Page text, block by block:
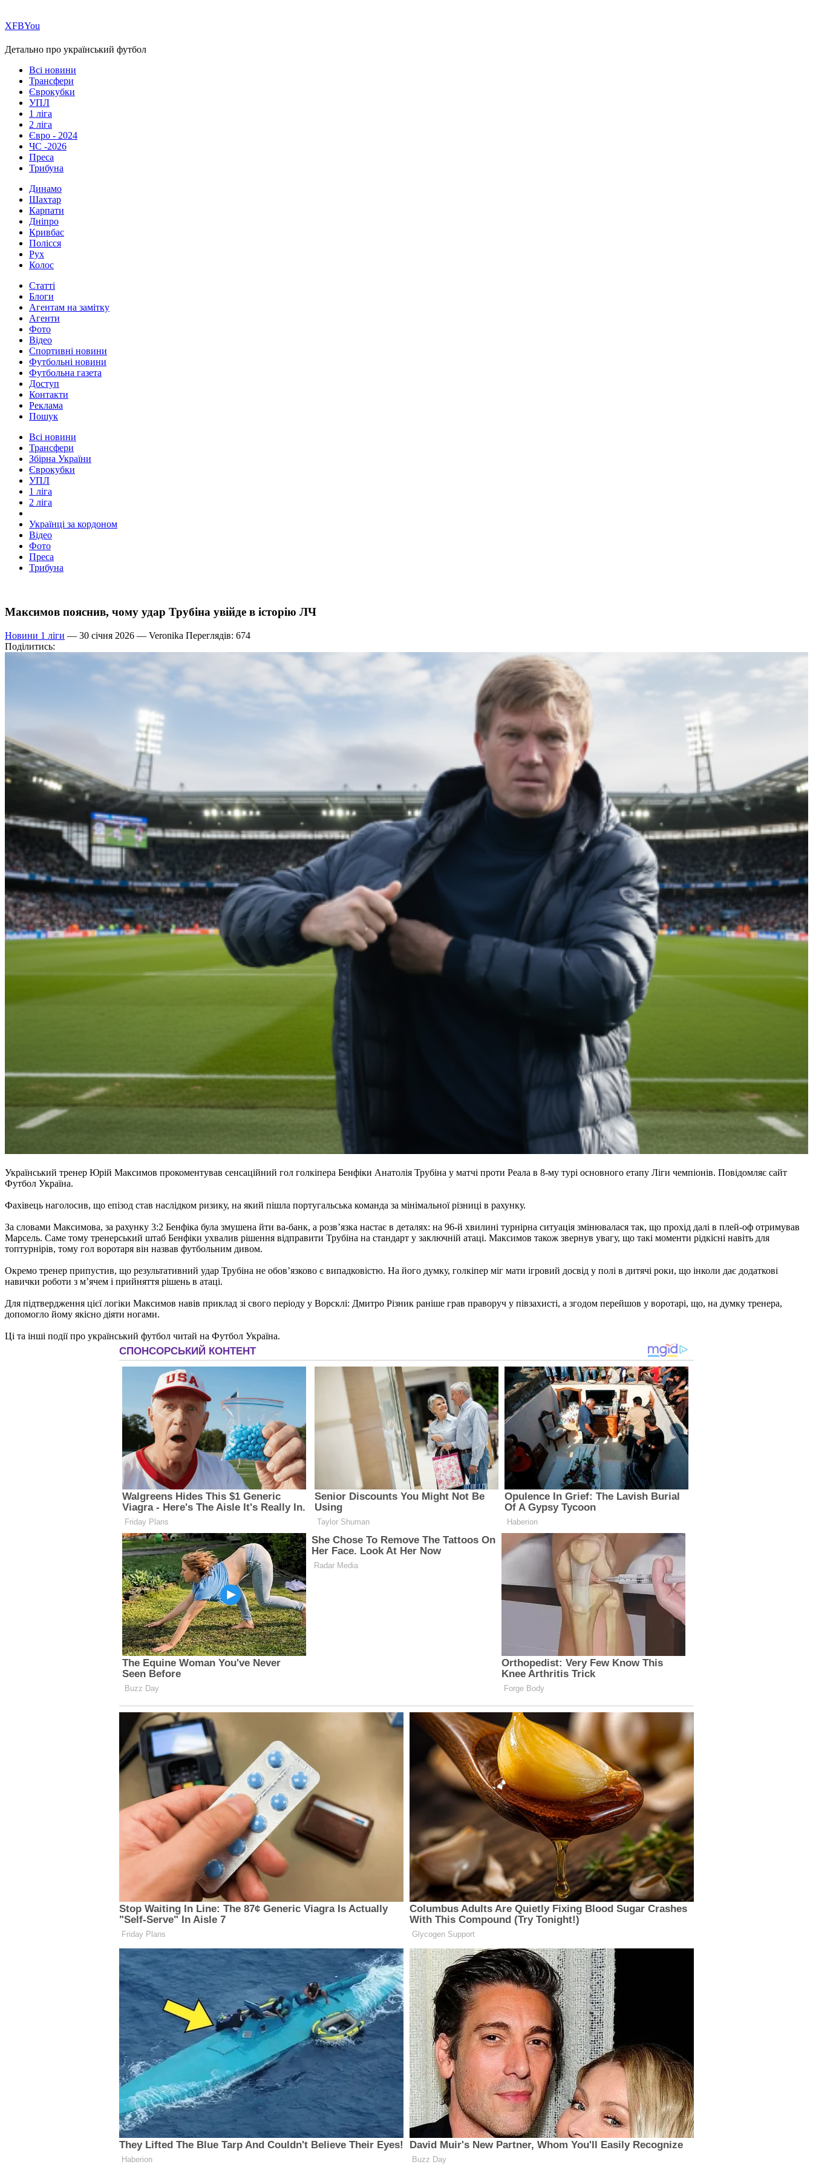
ХFBYou
Детально про український футбол
Всі новини
Трансфери
Єврокубки
УПЛ
1 ліга
2 ліга
Євро - 2024
ЧС -2026
Преса
Трибуна
Динамо
Шахтар
Карпати
Дніпро
Кривбас
Полісся
Рух
Колос
Статті
Блоги
Агентам на замітку
Агенти
Фото
Відео
Спортивні новини
Футбольні новини
Футбольна газета
Доступ
Контакти
Реклама
Пошук
Всі новини
Трансфери
Збірна України
Єврокубки
УПЛ
1 ліга
2 ліга
Українці за кордоном
Відео
Фото
Преса
Трибуна
Максимов пояснив, чому удар Трубіна увійде в історію ЛЧ
Новини 1 ліги — 30 січня 2026 — Veronika Переглядів: 674
Поділитись:
Український тренер Юрій Максимов прокоментував сенсаційний гол голкіпера Бенфіки Анатолія Трубіна у матчі проти Реала в 8-му турі основного етапу Ліги чемпіонів. Повідомляє сайт
Футбол Україна.
Фахівець наголосив, що епізод став наслідком ризику, на який пішла португальська команда за мінімальної різниці в рахунку.
За словами Максимова, за рахунку 3:2 Бенфіка була змушена йти ва-банк, а розв’язка настає в деталях: на 96-й хвилині турнірна ситуація змінювалася так, що прохід далі в плей-оф отримував
Марсель. Саме тому тренерський штаб Бенфіки ухвалив рішення відправити Трубіна на стандарт у заключній атаці. Максимов також звернув увагу, що такі моменти рідкісні навіть для
топтурнірів, тому гол воротаря він назвав футбольним дивом.
Окремо тренер припустив, що результативний удар Трубіна не обов’язково є випадковістю. На його думку, голкіпер міг мати ігровий досвід у полі в дитячі роки, що інколи дає додаткові
навички роботи з м’ячем і прийняття рішень в атаці.
Для підтвердження цієї логіки Максимов навів приклад зі свого періоду у Ворсклі: Дмитро Різник раніше грав праворуч у півзахисті, а згодом перейшов у воротарі, що, на думку тренера,
допомогло йому якісно діяти ногами.
Ці та інші події про український футбол читай на Футбол Україна.